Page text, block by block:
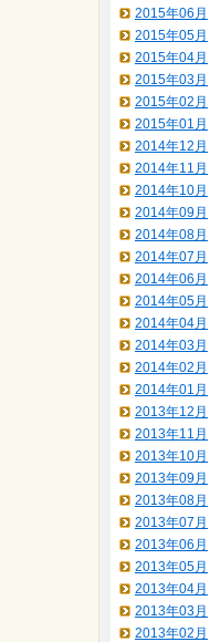
2015年06月
2015年05月
2015年04月
2015年03月
2015年02月
2015年01月
2014年12月
2014年11月
2014年10月
2014年09月
2014年08月
2014年07月
2014年06月
2014年05月
2014年04月
2014年03月
2014年02月
2014年01月
2013年12月
2013年11月
2013年10月
2013年09月
2013年08月
2013年07月
2013年06月
2013年05月
2013年04月
2013年03月
2013年02月